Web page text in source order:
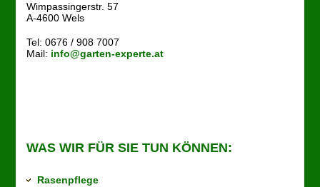
Wimpassingerstr. 57
A-4600 Wels
Tel: 0676 / 908 7007
Mail: info@garten-experte.at
WAS WIR FÜR SIE TUN KÖNNEN:
Rasenpflege